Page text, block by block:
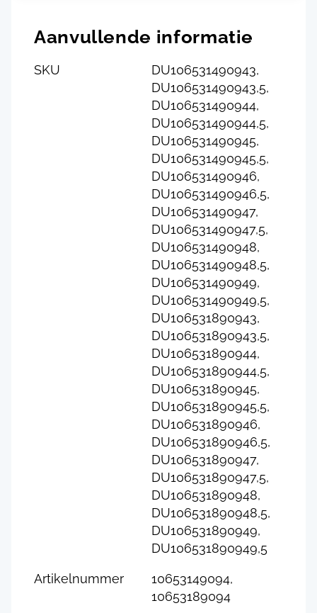
Aanvullende informatie
SKU
DU106531490943,
DU106531490943,5,
DU106531490944,
DU106531490944,5,
DU106531490945,
DU106531490945,5,
DU106531490946,
DU106531490946,5,
DU106531490947,
DU106531490947,5,
DU106531490948,
DU106531490948,5,
DU106531490949,
DU106531490949,5,
DU106531890943,
DU106531890943,5,
DU106531890944,
DU106531890944,5,
DU106531890945,
DU106531890945,5,
DU106531890946,
DU106531890946,5,
DU106531890947,
DU106531890947,5,
DU106531890948,
DU106531890948,5,
DU106531890949,
DU106531890949,5
Artikelnummer
10653149094,
10653189094